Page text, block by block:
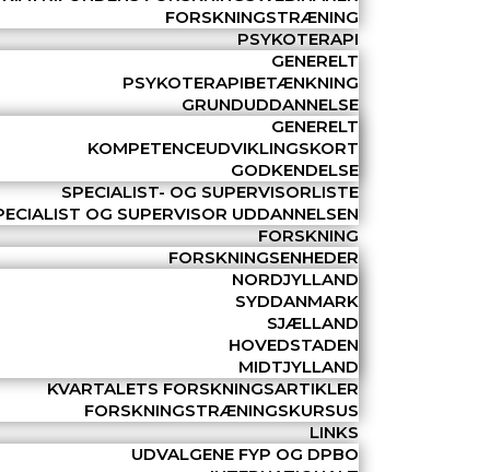
FORSKNINGSTRÆNING
PSYKOTERAPI
GENERELT
PSYKOTERAPIBETÆNKNING
GRUNDUDDANNELSE
GENERELT
KOMPETENCEUDVIKLINGSKORT
GODKENDELSE
SPECIALIST- OG SUPERVISORLISTE
OG SUPERVISOR UDDANNELSEN
FORSKNING
FORSKNINGSENHEDER
NORDJYLLAND
SYDDANMARK
SJÆLLAND
HOVEDSTADEN
MIDTJYLLAND
KVARTALETS FORSKNINGSARTIKLER
FORSKNINGSTRÆNINGSKURSUS
LINKS
UDVALGENE FYP OG DPBO